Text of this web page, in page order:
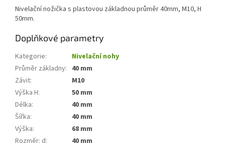
Nivelační nožička s plastovou základnou průměr 40mm, M10, H
50mm.
Doplňkové parametry
Kategorie:
Nivelační nohy
Průměr základny: 40 mm
Závit:
M10
Výška H:
50 mm
Délka:
40 mm
Šířka:
40 mm
Výška:
68 mm